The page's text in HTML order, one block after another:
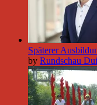
Späterer
by Rundschau